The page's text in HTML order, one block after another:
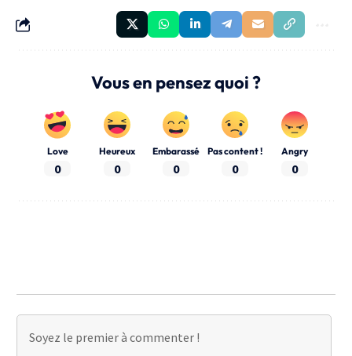
Vous en pensez quoi ?
Love
0
Heureux
0
Embarassé
0
Pas content !
0
Angry
0